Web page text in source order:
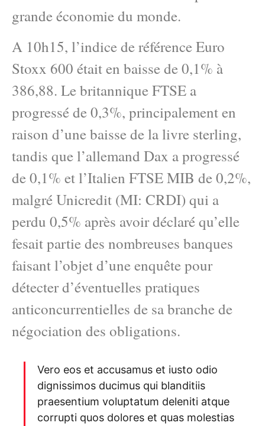
grande économie du monde.
A 10h15, l’indice de référence Euro
Stoxx 600 était en baisse de 0,1% à
386,88. Le britannique FTSE a ​​
progressé de 0,3%, principalement en
raison d’une baisse de la livre sterling,
tandis que l’allemand Dax a progressé
de 0,1% et l’Italien FTSE MIB de 0,2%,
malgré Unicredit (MI: CRDI) qui a
perdu 0,5% après avoir déclaré qu’elle
fesait partie des nombreuses banques
faisant l’objet d’une enquête pour
détecter d’éventuelles pratiques
anticoncurrentielles de sa branche de
négociation des obligations.
Vero eos et accusamus et iusto odio
dignissimos ducimus qui blanditiis
praesentium voluptatum deleniti atque
corrupti quos dolores et quas molestias